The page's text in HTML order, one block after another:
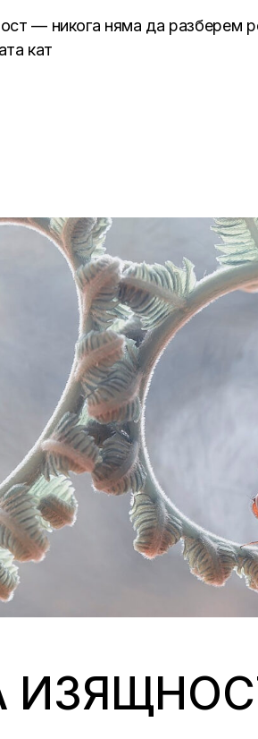
— никога няма да разберем
кат